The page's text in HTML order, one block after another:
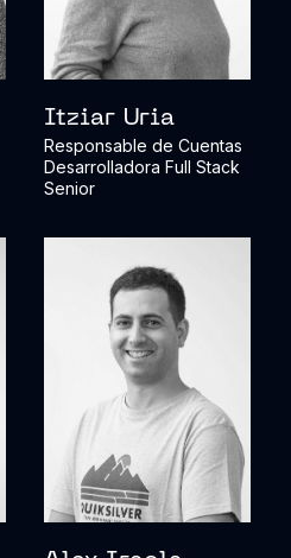
Itziar Uria
Responsable de Cuentas
Desarrolladora Full Stack
Senior